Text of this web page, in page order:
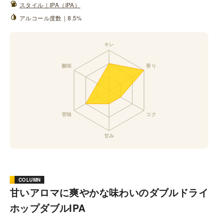
スタイル｜IPA（IPA）
アルコール度数｜8.5%
COLUMN
甘いアロマに爽やかな味わいのダブルドライ
ホップダブルIPA